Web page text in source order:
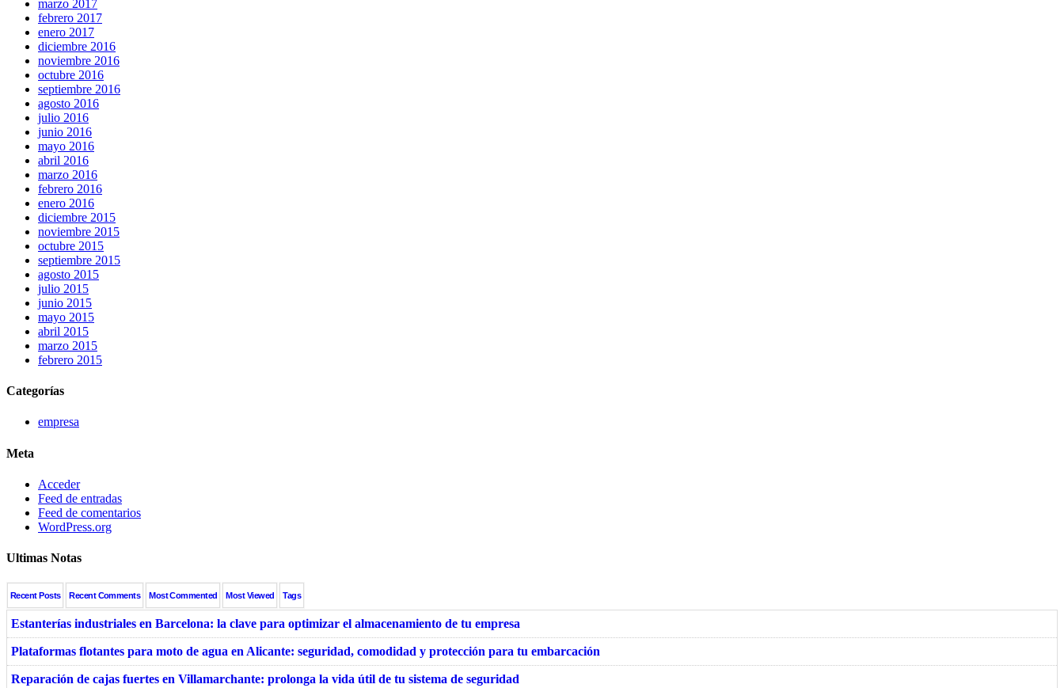
marzo 2017
febrero 2017
enero 2017
diciembre 2016
noviembre 2016
octubre 2016
septiembre 2016
agosto 2016
julio 2016
junio 2016
mayo 2016
abril 2016
marzo 2016
febrero 2016
enero 2016
diciembre 2015
noviembre 2015
octubre 2015
septiembre 2015
agosto 2015
julio 2015
junio 2015
mayo 2015
abril 2015
marzo 2015
febrero 2015
Categorías
empresa
Meta
Acceder
Feed de entradas
Feed de comentarios
WordPress.org
Ultimas Notas
Recent Posts Recent Comments Most Commented Most Viewed Tags
Estanterías industriales en Barcelona: la clave para optimizar el almacenamiento de tu empresa
Plataformas flotantes para moto de agua en Alicante: seguridad, comodidad y protección para tu embarcación
Reparación de cajas fuertes en Villamarchante: prolonga la vida útil de tu sistema de seguridad